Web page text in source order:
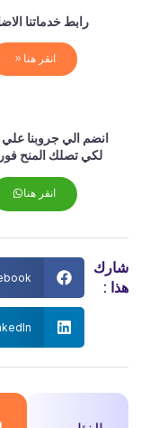
رابط خدماتنا
انقر هنا
انضم الي جروبنا
لكي تصلك المنح فور
انقر هنا
شارك
هذا :